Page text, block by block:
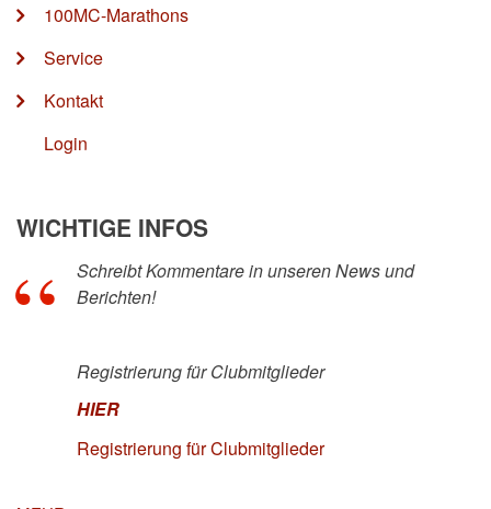
100MC-Marathons
Service
Kontakt
Login
WICHTIGE INFOS
Schreibt Kommentare in unseren News und
Berichten!
Registrierung für Clubmitglieder
HIER
Registrierung für Clubmitglieder